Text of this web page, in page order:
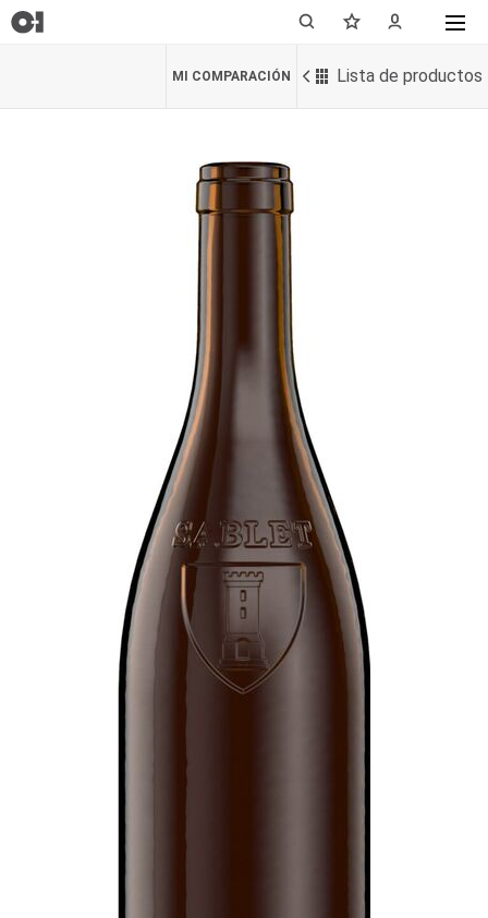
Lista de productos
MI COMPARACIÓN